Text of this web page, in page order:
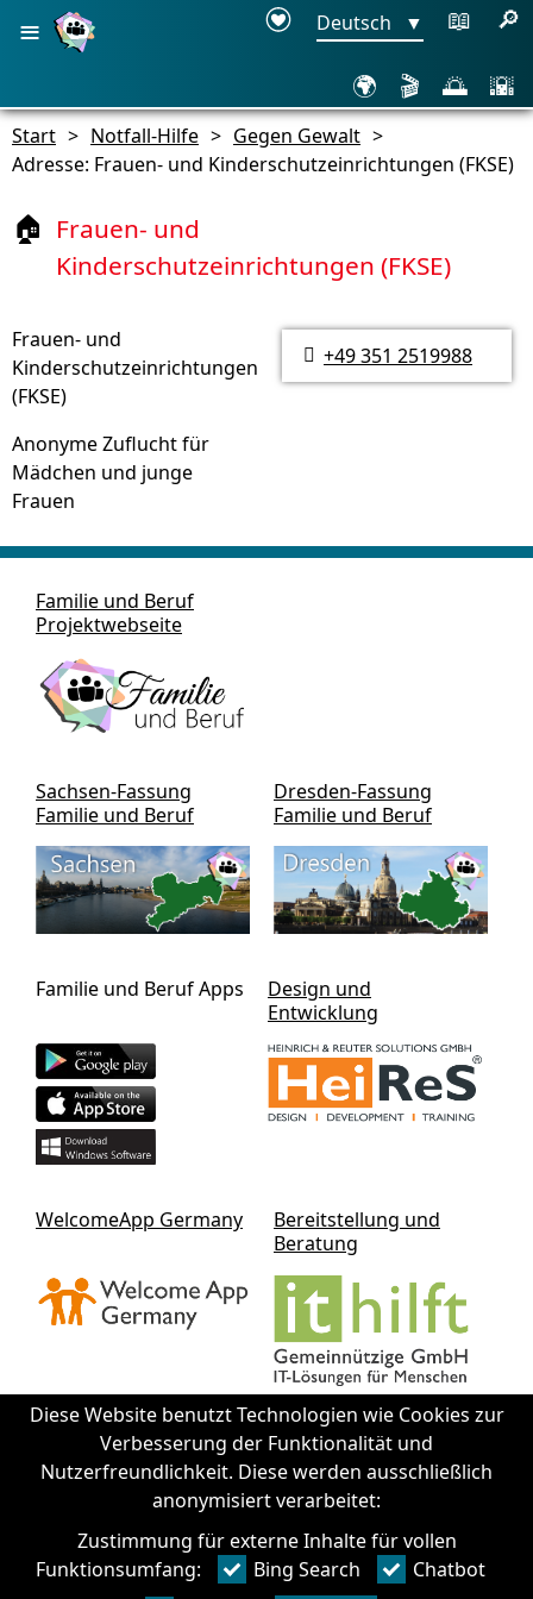
Diese Website benutzt Technologien wie Cookies zur
Verbesserung der Funktionalität und
Nutzerfreundlichkeit. Diese werden ausschließlich
anonymisiert verarbeitet:
Zustimmung für externe Inhalte für vollen
Funktionsumfang:
Bing Search
Chatbot
≡ Deutsch ▼ 📖 🔎
🌍 🎬 🌅 🌇
Start > Notfall-Hilfe > Gegen Gewalt >
Adresse: Frauen- und Kinderschutzeinrichtungen (FKSE)
🏠
Frauen- und
Kinderschutzeinrichtungen (FKSE)
Frauen- und
Kinderschutzeinrichtungen
(FKSE)
Anonyme Zuflucht für
Mädchen und junge
Frauen
 +49 351 2519988
Familie und Beruf
Projektwebseite
Sachsen-Fassung
Familie und Beruf
Dresden-Fassung
Familie und Beruf
Familie und Beruf Apps
Design und
Entwicklung
WelcomeApp Germany
Bereitstellung und
Beratung
Kontakt IThilft gGmbH
+49 351 - 312 930 64
info@it-hilft.de